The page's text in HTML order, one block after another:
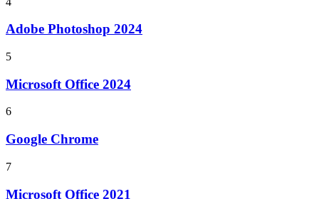
Adobe Photoshop 2024
5
Microsoft Office 2024
6
Google Chrome
7
Microsoft Office 2021